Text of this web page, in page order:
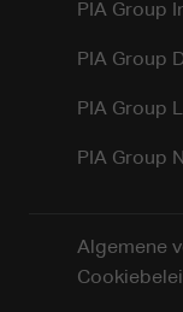
PIA Group
PIA Group
PIA Group
PIA Group
Algemene